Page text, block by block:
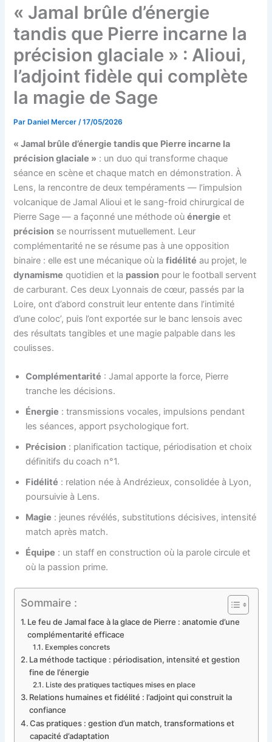
« Jamal brûle d’énergie
tandis que Pierre incarne la
précision glaciale » : Alioui,
l’adjoint fidèle qui complète
la magie de Sage
Par Daniel Mercer/17/05/2026
« Jamal brûle d’énergie tandis que Pierre incarne la
précision glaciale » : un duo qui transforme chaque
séance en scène et chaque match en démonstration. À
Lens, la rencontre de deux tempéraments — l’impulsion
volcanique de Jamal Alioui et le sang-froid chirurgical de
Pierre Sage — a façonné une méthode oùénergie et
précision se nourrissent mutuellement. Leur
complémentarité ne se résume pas à une opposition
binaire : elle est une mécanique où lafidélité au projet, le
dynamisme quotidien et la passion pour le football servent
de carburant. Ces deux Lyonnais de cœur, passés par la
Loire, ont d’abord construit leur entente dans l’intimité
d’une coloc’, puis l’ont exportée sur le banc lensois avec
des résultats tangibles et une magie palpable dans les
coulisses.
Complémentarité : Jamal apporte la force, Pierre
tranche les décisions.
Énergie : transmissions vocales, impulsions pendant
les séances, apport psychologique fort.
Précision : planification tactique, périodisation et choix
définitifs du coach n°1.
Fidélité : relation née à Andrézieux, consolidée à Lyon,
poursuivie à Lens.
Magie : jeunes révélés, substitutions décisives, intensité
match après match.
Équipe : un staff en construction où la parole circule et
où la passion prime.
Sommaire :
Le feu de Jamal face à la glace de Pierre : anatomie d’une
complémentarité efficace
Exemples concrets
La méthode tactique : périodisation, intensité et gestion
fine de l’énergie
Liste des pratiques tactiques mises en place
Relations humaines et fidélité : l’adjoint qui construit la
confiance
Cas pratiques : gestion d’un match, transformations et
capacité d’adaptation